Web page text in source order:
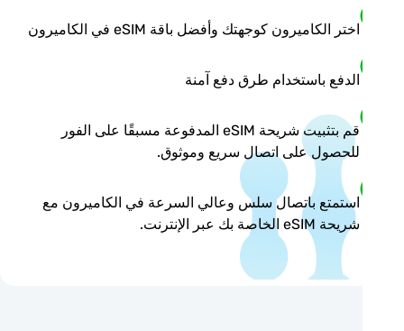
اختر الكاميرون كوجهتك وأفضل باقة eSIM في الكاميرون
الدفع باستخدام طرق دفع آمنة
قم بتثبيت شريحة eSIM المدفوعة مسبقًا على الفور
للحصول على اتصال سريع وموثوق.
استمتع باتصال سلس وعالي السرعة في الكاميرون مع
شريحة eSIM الخاصة بك عبر الإنترنت.